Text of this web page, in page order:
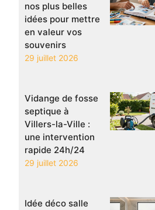
nos plus belles
idées pour mettre
en valeur vos
souvenirs
29 juillet 2026
Vidange de fosse
septique à
Villers-la-Ville :
une intervention
rapide 24h/24
29 juillet 2026
Idée déco salle